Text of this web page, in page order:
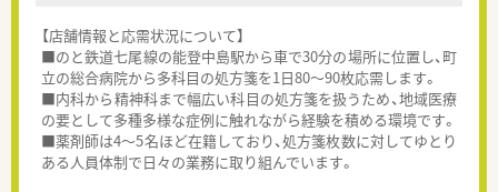
【店舗情報と応需状況について】
■のと鉄道七尾線の能登中島駅から車で30分の場所に位置し、町
立の総合病院から多科目の処方箋を1日80～90枚応需します。
■内科から精神科まで幅広い科目の処方箋を扱うため、地域医療
の要として多種多様な症例に触れながら経験を積める環境です。
■薬剤師は4～5名ほど在籍しており、処方箋枚数に対してゆとり
ある人員体制で日々の業務に取り組んでいます。